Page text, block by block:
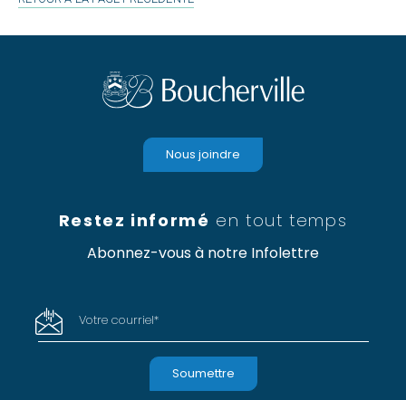
Restez informé en tout temps
Abonnez-vous à notre Infolettre
Votre courriel*
Nous joindre